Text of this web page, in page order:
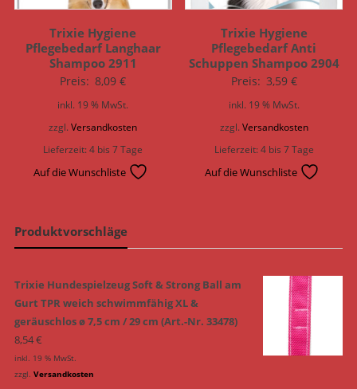
Trixie Hygiene
Pflegebedarf Langhaar
Shampoo 2911
Preis: 8,09€
inkl. 19 % MwSt.
zzgl.Versandkosten
Lieferzeit:4 bis 7 Tage
Auf die Wunschliste
Trixie Hygiene
Pflegebedarf Anti
Schuppen Shampoo 2904
Preis: 3,59 €
inkl. 19 % MwSt.
zzgl. Versandkosten
Lieferzeit:4 bis 7 Tage
Auf die Wunschliste
Produktvorschläge
Trixie Hundespielzeug Soft & Strong Ball am
Gurt TPR weich schwimmfähig XL &
geräuschlos ø 7,5 cm / 29 cm (Art.-Nr. 33478)
8,54€
inkl. 19 % MwSt.
zzgl. Versandkosten